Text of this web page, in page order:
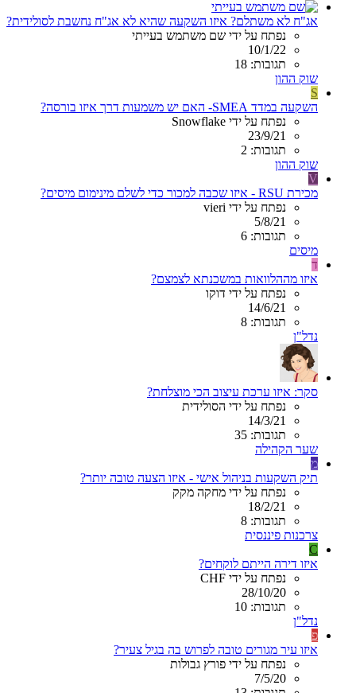
אג"ח לא משתלם? איזו השקעה שהיא לא אג"ח נחשבת לסולידית?
נפתח על ידי שם משתמש בעייתי
10/1/22
תגובות: 18
שוק ההון
S
השקעה במדד SMEA- האם יש משמעות דרך איזו בורסה?
נפתח על ידי Snowflake
23/9/21
תגובות: 2
שוק ההון
V
מכירת RSU - איזו שכבה למכור כדי לשלם מינימום מיסים?
נפתח על ידי vieri
5/8/21
תגובות: 6
מיסים
ד
איזו מההלוואות במשכנתא לצמצם?
נפתח על ידי דוקו
14/6/21
תגובות: 8
נדל"ן
סקר: איזו ערכת עיצוב הכי מוצלחת?
נפתח על ידי הסולידית
14/3/21
תגובות: 35
שער הקהילה
מ
תיק השקעות בניהול אישי - איזו הצעה טובה יותר?
נפתח על ידי מחקה מקק
18/2/21
תגובות: 8
צרכנות פיננסית
C
איזו דירה הייתם לוקחים?
נפתח על ידי CHF
28/10/20
תגובות: 10
נדל"ן
פ
איזו עיר מגורים טובה לפרוש בה בגיל צעיר?
נפתח על ידי פורץ גבולות
7/5/20